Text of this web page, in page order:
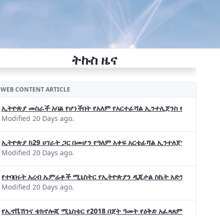
ትኩስ ዜና
WEB CONTENT ARTICLE
ኢትዮጵያ መስራች አባል የሆነችበት የአለም የአርተፊሻል ኢንተሊጀንስ የትብብር
Modified 20 Days ago.
ኢትዮጵያ ከ29 ሀገራት ጋር በመሆን የዓለም አቀፍ አርቴፊሻል ኢንተለጀንስ ትብብር
Modified 20 Days ago.
የተባበሩት አረብ ኤምሬቶች ሚኒስትር የኢትዮጵያን ዲጂታል ስኬት አድንቀዋል
Modified 20 Days ago.
የኢኖቬሽንና ቴክኖሎጂ ሚኒስቴር የ2018 በጀት ዓመት የዕቅድ አፈጻጸምና የቀጣይ